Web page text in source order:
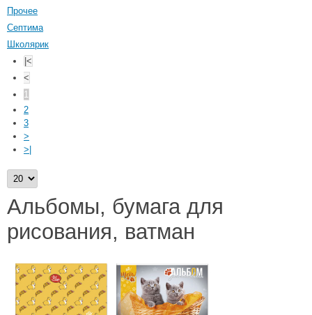
Прочее
Септима
Школярик
|<
<
1
2
3
>
>|
Альбомы, бумага для
рисования, ватман